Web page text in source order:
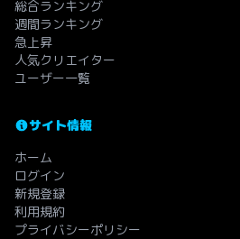
総合ランキング
週間ランキング
急上昇
人気クリエイター
ユーザー一覧
サイト情報
ホーム
ログイン
新規登録
利用規約
プライバシーポリシー